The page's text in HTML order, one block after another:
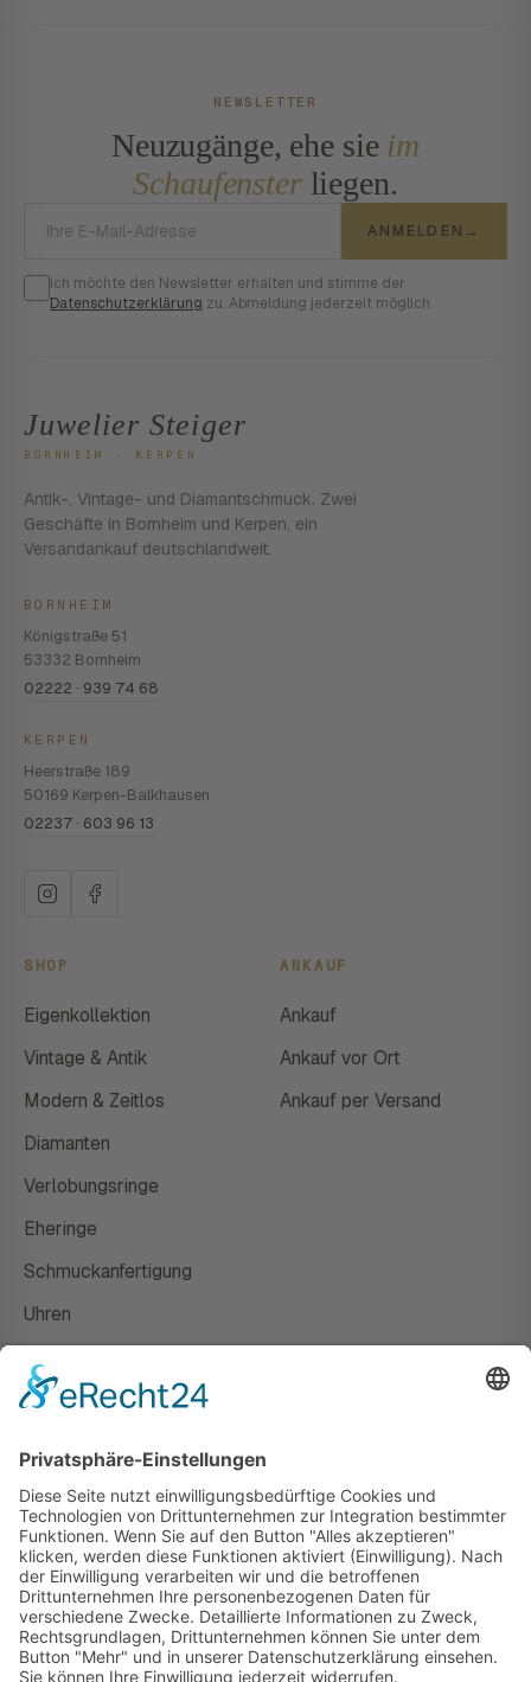
NEWSLETTER
Neuzugänge, ehe sie im
Schaufensterliegen.
ANMELDEN →
Ich möchte den Newsletter erhalten und stimme der
Datenschutzerklärung zu. Abmeldung jederzeit möglich.
Juwelier Steiger
BORNHEIM · KERPEN
Antik-, Vintage- und Diamantschmuck. Zwei
Geschäfte in Bornheim und Kerpen, ein
Versandankauf deutschlandweit.
BORNHEIM
Königstraße 51
53332 Bornheim
02222 · 939 74 68
KERPEN
Heerstraße 189
50169 Kerpen-Balkhausen
02237 · 603 96 13
SHOP
Eigenkollektion
Vintage & Antik
Modern & Zeitlos
Diamanten
Verlobungsringe
Eheringe
Schmuckanfertigung
Uhren
ANKAUF
Ankauf
Ankauf vor Ort
Ankauf per Versand
Susanne Steiger
Geschäfte
Newsletter
Kontakt